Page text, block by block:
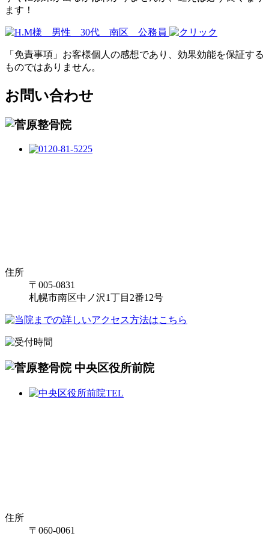
ます！
「免責事項」お客様個人の感想であり、効果効能を保証する
ものではありません。
お問い合わせ
住所
〒005-0831
札幌市南区中ノ沢1丁目2番12号
住所
〒060-0061